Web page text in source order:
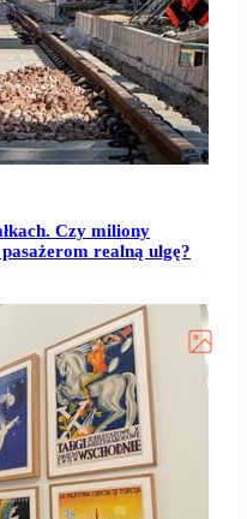
Czy miliony
realną ulgę?